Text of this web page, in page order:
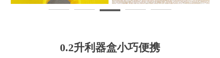
0.2升利器盒小巧便携